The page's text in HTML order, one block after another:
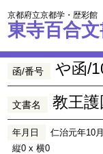
京都府立京都学・歴彩館
東寺百合
函/番号 や函/
文書名 教王
年月日 仁治元年10
縦0 x 横0